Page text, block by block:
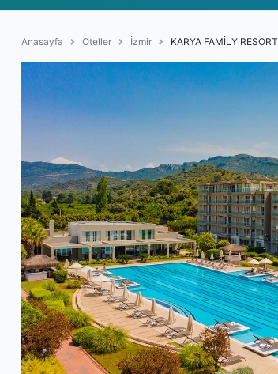
Anasayfa Oteller İzmir KARYA FAMİLY RESORT